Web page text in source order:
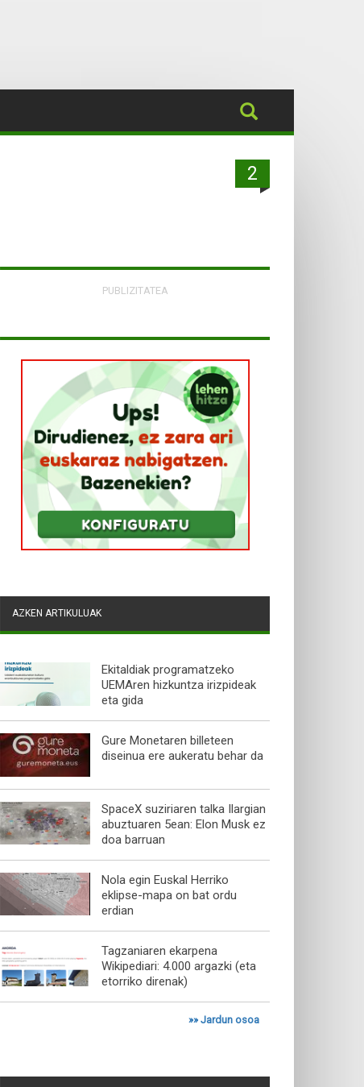
2
PUBLIZITATEA
AZKEN ARTIKULUAK
Ekitaldiak programatzeko
UEMAren hizkuntza irizpideak
eta gida
Gure Monetaren billeteen
diseinua ere aukeratu behar da
SpaceX suziriaren talka Ilargian
abuztuaren 5ean: Elon Musk ez
doa barruan
Nola egin Euskal Herriko
eklipse-mapa on bat ordu
erdian
Tagzaniaren ekarpena
Wikipediari: 4.000 argazki (eta
etorriko direnak)
»»Jardun osoa